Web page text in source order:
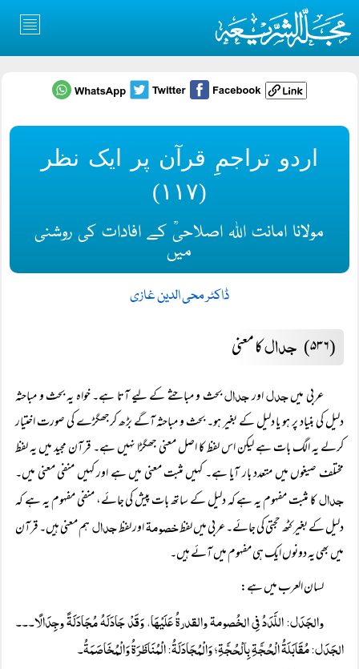
اردو تراجمِ قرآن پر ایک نظر
(۱۱۷)
مولانا امانت اللہ اصلاحیؒ کے افادات کی روشنی
میں
ڈاکٹر محی الدین غازی
(۵۳۶) جدالکا معنی
عربی میںجدلاورجدالبحث و مباحثے کے لیے آتا ہے۔ خواہ یہ بحث و مباحثہ
دلیل کی بنیاد پر ہو یا دلیل کے بغیر ہو۔ بحث و مباحثہ آگے بڑھ کرجھگڑے کی صورت اختیار
کرلے یہ الگ بات ہے لیکن اس لفظ کا اصل معنی جھگڑا نہیں ہے۔ قرآن مجید میں یہ لفظ
مختلف صیغوں میں متعدد بار آیا ہے۔ کہیں مثبت معنی میں ہے اور کہیں منفی معنی میں۔
جدالکا مثبت مفہوم یہ ہے کہ دلیل کے ساتھ بات پیش کی جائے، منفی مفہوم یہ ہے کہ
دلیل کے بغیر کٹھ حجتی کی جائے۔ عربی میں لفظخصومۃاور لفظجدالہم معنی ہیں۔ قرآن
میں بھی یہ دونوں ایک ہی مفہوم میں آئے ہیں۔
لسان العرب میں ہے:
والجَدَل: اللَّدَدُ فِی الخُصومۃ والقدرۃُ عَلَیْہَا، وَقَدْ جَادَلَہُ مُجَادَلَۃً وجِدَالًا۔۔۔
الجَدَل: مُقَابَلَۃُ الْحُجَّۃِ بِالْحُجَّۃِ؛ وَالْمُجَادَلَۃُ: الْمُنَاظَرَۃُ وَالْمُخَاصَمَۃُ۔